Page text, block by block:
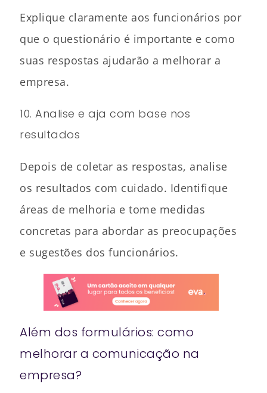
Explique claramente aos funcionários por
que o questionário é importante e como
suas respostas ajudarão a melhorar a
empresa.
10. Analise e aja com base nos
resultados
Depois de coletar as respostas, analise
os resultados com cuidado. Identifique
áreas de melhoria e tome medidas
concretas para abordar as preocupações
e sugestões dos funcionários.
Além dos formulários: como
melhorar a comunicação na
empresa?